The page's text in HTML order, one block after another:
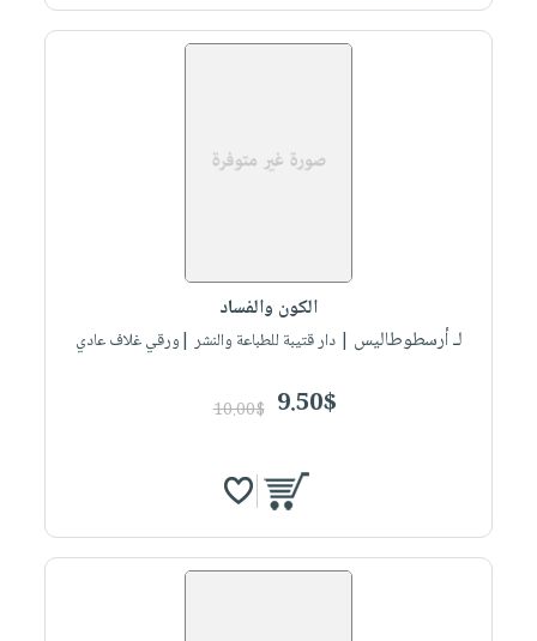
الكون والفساد
لـ أرسطوطاليس | دار قتيبة للطباعة والنشر |ورقي غلاف عادي
9.50$
10.00$